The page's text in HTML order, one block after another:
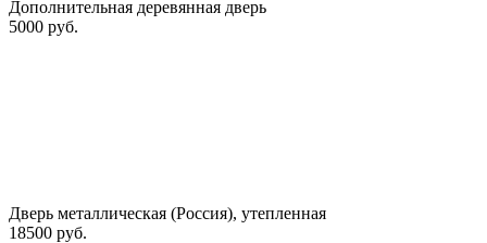
Дополнительная деревянная дверь
5000 руб.
Дверь металлическая (Россия), утепленная
18500 руб.